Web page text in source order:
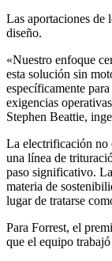
Las aportaciones de
diseño.
«Nuestro enfoque
esta solución sin
específicamente
exigencias
Stephen Beattie,
La electrificación no
una línea de
paso significativo.
materia de
lugar de tratarse
Para Forrest, el
que el equipo